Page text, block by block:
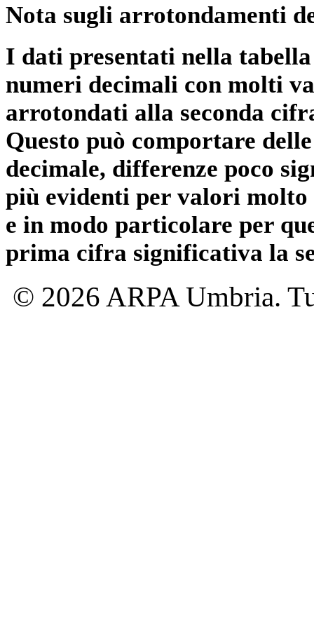
Nota sugli arrotondamenti
I dati presentati nella
numeri decimali con molti
arrotondati alla seconda
Questo può comportare
decimale, differenze poco
più evidenti per valori
e in modo particolare per
prima cifra significativa la
© 2026 ARPA Umbria.